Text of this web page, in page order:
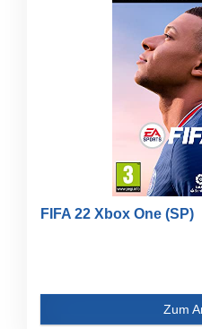
FIFA 22 Xbox One (SP)
Zum